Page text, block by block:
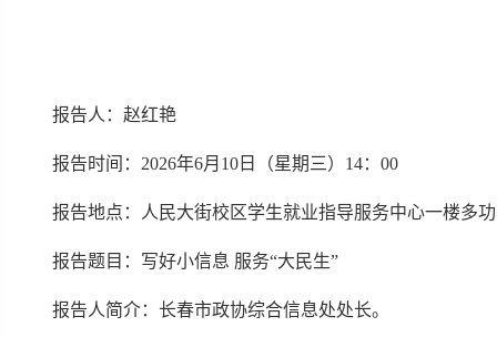
报告人：赵红艳
报告时间：2026年6月10日（星期三）14：00
报告地点：人民大街校区学生就业指导服务中心一楼多
报告题目：写好小信息 服务“大民生”
报告人简介：长春市政协综合信息处处长。